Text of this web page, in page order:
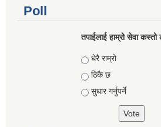
Poll
तपाईलाई हाम्रो सेवा कस्तो
Choices
धेरै राम्रो
ठिकै छ
सुधार गर्नुपर्ने